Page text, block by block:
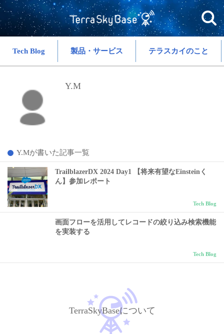
Tech Blog 製品・サービス テラスカイのこと
Y.M
Y.Mが書いた記事一覧
TrailblazerDX 2024 Day1 【将来有望なEinsteinく
ん】参加レポート
Tech Blog
画面フローを活用してレコードの絞り込み検索機能
を実装する
Tech Blog
TerraSkyBaseについて